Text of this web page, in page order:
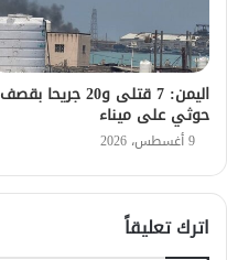
اليمن: 7 قتلى و20 جريحا بقصف
حوثي على ميناء
9 أغسطس، 2026
اترك تعليقاً